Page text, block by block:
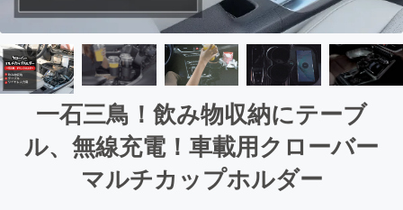
一石三鳥！飲み物収納にテーブ
ル、無線充電！車載用クローバー
マルチカップホルダー